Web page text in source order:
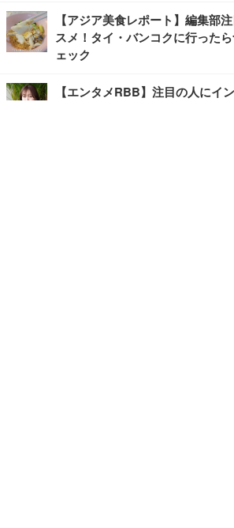
【アジア美食レポート】編集部
スメ！タイ・バンコクに行った
ェック
【エンタメRBB】注目の人にイ